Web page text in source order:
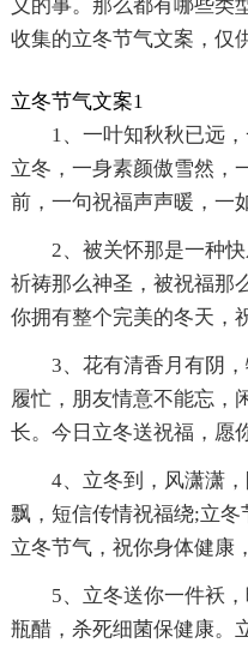
义的事。那么都有哪些类
收集的立冬节气文案，仅
立冬节气文案1
1、一叶知秋秋已远
立冬，一身素颜傲雪然，
前，一句祝福声声暖，一
2、被关怀那是一种
祈祷那么神圣，被祝福那
你拥有整个完美的冬天，
3、花有清香月有阴
履忙，朋友情意不能忘，
长。今日立冬送祝福，愿
4、立冬到，风潇潇
飘，短信传情祝福绕;立
立冬节气，祝你身体健康
5、立冬送你一件袄
瓶醋，杀死细菌保健康。